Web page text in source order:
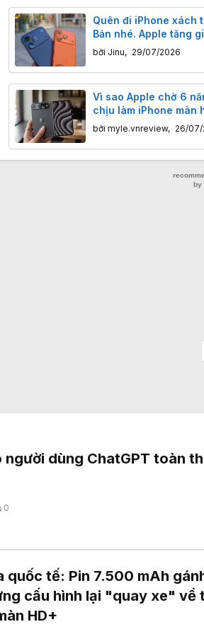
Quên đi iPhone xách
Bản nhé. Apple tăng
iPhone tại Nhật Bản
bởi Jinu, 29/07/2026
Vì sao Apple chờ 6
chịu làm iPhone màn
gập?
bởi myle.vnreview, 26/07/
người dùng ChatGPT toàn
0
quốc tế: Pin 7.500 mAh
cấu hình lại "quay xe" về
HD+